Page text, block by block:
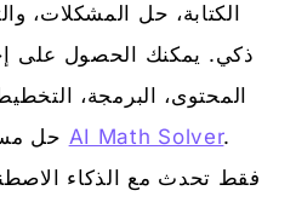
الكتابة، حل المشكلات،
ذكي. يمكنك الحصول على
المحتوى، البرمجة،
AI Math Solver.
فقط تحدث مع الذكاء